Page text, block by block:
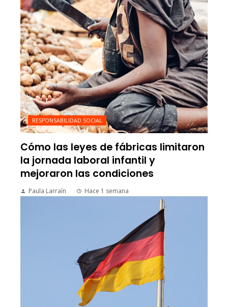
RESPONSABILIDAD SOCIAL
Cómo las leyes de fábricas limitaron
la jornada laboral infantil y
mejoraron las condiciones
Paula Larraín Hace 1 semana